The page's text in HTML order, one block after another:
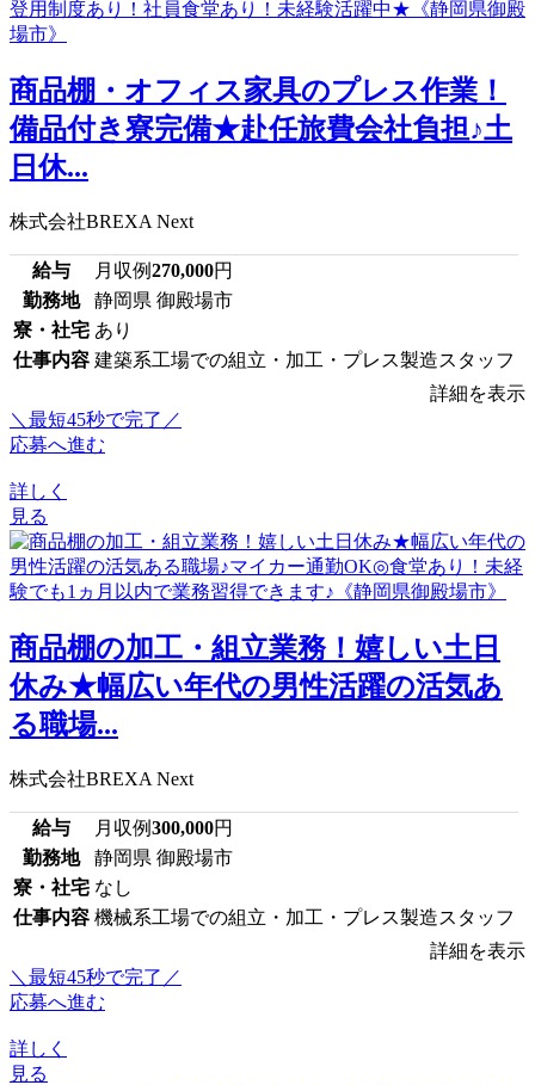
商品棚・オフィス家具のプレス作業！
備品付き寮完備★赴任旅費会社負担♪土
日休...
株式会社BREXA Next
給与 月収例270,000円
勤務地
静岡県 御殿場市
寮・社宅 あり
仕事内容 建築系工場での組立・加工・プレス製造スタッフ
詳細を表示
＼最短45秒で完了／
応募へ進む
詳しく
見る
商品棚の加工・組立業務！嬉しい土日
休み★幅広い年代の男性活躍の活気あ
る職場...
株式会社BREXA Next
給与 月収例300,000円
勤務地
静岡県 御殿場市
寮・社宅 なし
仕事内容 機械系工場での組立・加工・プレス製造スタッフ
詳細を表示
＼最短45秒で完了／
応募へ進む
詳しく
見る